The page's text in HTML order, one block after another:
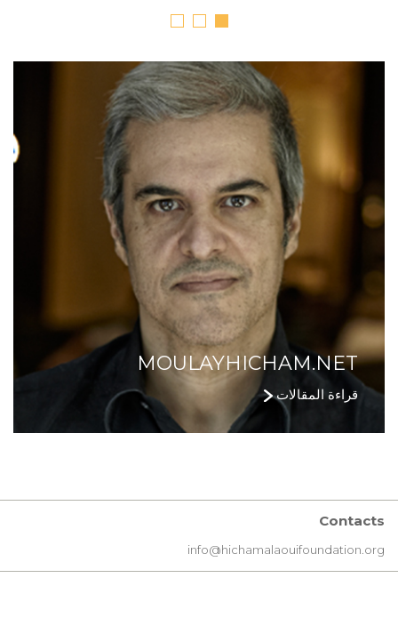
MOULAYHICHAM.NET
قراءة المقالات
Contacts
info@hichamalaouifoundation.org